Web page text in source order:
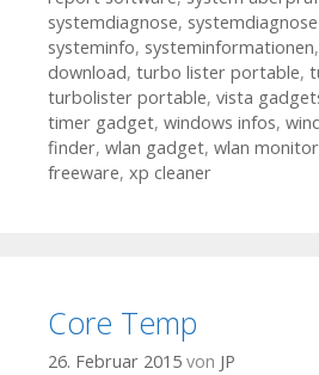
systemdiagnose,
systeminfo, systeminformationen,
download, turbo lister portable,
turbolister portable, vista
timer gadget, windows infos,
finder, wlan gadget, wlan monitor
freeware, xp cleaner
Core Temp
26. Februar 2015 von JP